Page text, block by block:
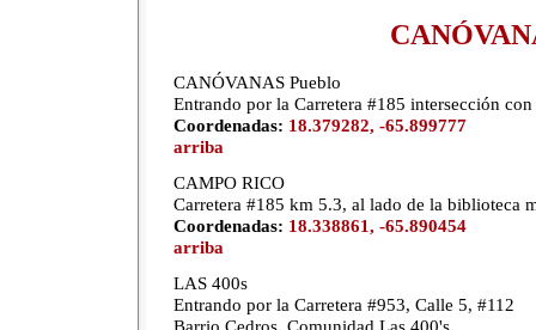
CANÓVANAS Pueblo
Entrando por la Carretera #185 intersección
Coordenadas: 18.379282, -65.899777
arriba
CAMPO RICO
Carretera #185 km 5.3, al lado de la biblioteca
Coordenadas: 18.338861, -65.890454
arriba
LAS 400s
Entrando por la Carretera #953, Calle 5, #112
Barrio Cedros, Comunidad Las 400's,